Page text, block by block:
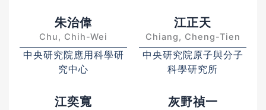
朱治偉
Chu, Chih-Wei
中央研究院應用科學研
究中心
江正天
Chiang, Cheng-Tien
中央研究院原子與分子
科學研究所
江奕寬 灰野禎一